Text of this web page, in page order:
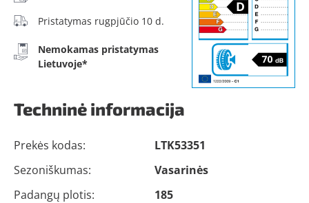
Pristatymas rugpjūčio 10 d.
Nemokamas pristatymas
Lietuvoje*
Techninė informacija
Prekės kodas:
LTK53351
Sezoniškumas:
Vasarinės
Padangų plotis:
185